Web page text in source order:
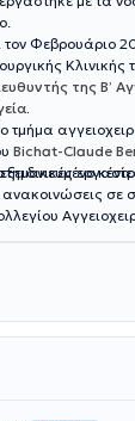
Φεβρουάριο
Κλινικής
της Β’
.
τμήμα
Bichat-Claude
σε